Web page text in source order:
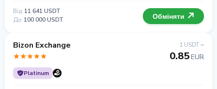
Від 11 641 USDT
До 100 000 USDT Обміняти
Bizon Exchange
Platinum
1 USDT =
0.85EUR